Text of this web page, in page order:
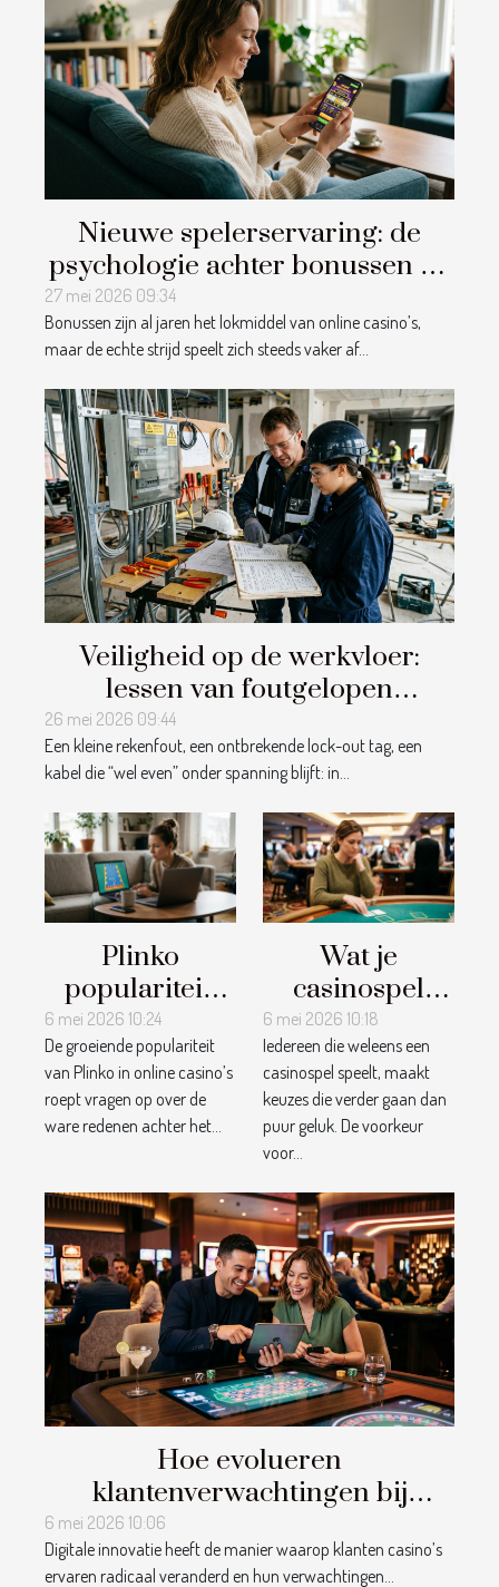
Nieuwe spelerservaring: de
psychologie achter bonussen bij
online casino’s
27 mei 2026 09:34
Bonussen zijn al jaren het lokmiddel van online casino’s,
maar de echte strijd speelt zich steeds vaker af...
Veiligheid op de werkvloer:
lessen van foutgelopen
elektriciteitsprojecten
26 mei 2026 09:44
Een kleine rekenfout, een ontbrekende lock-out tag, een
kabel die “wel even” onder spanning blijft: in...
Plinko
populariteit:
toeval of
strategie van
online
casino’s?
6 mei 2026 10:24
De groeiende populariteit
van Plinko in online casino’s
roept vragen op over de
ware redenen achter het...
Wat je
casinospel
onthult over
jouw
risicoprofiel
6 mei 2026 10:18
Iedereen die weleens een
casinospel speelt, maakt
keuzes die verder gaan dan
puur geluk. De voorkeur
voor...
Hoe evolueren
klantenverwachtingen bij
casino's door digitale innovatie?
6 mei 2026 10:06
Digitale innovatie heeft de manier waarop klanten casino’s
ervaren radicaal veranderd en hun verwachtingen...